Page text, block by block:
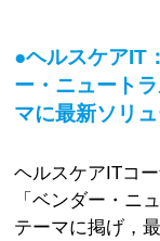
●ヘルスケアIT
ー・ニュート
マに最新ソリ
ヘルスケアITコ
「ベンダー・ニ
テーマに掲げ，